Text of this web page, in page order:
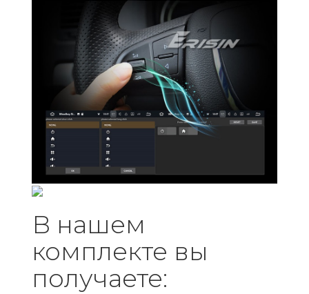
В нашем
комплекте вы
получаете: